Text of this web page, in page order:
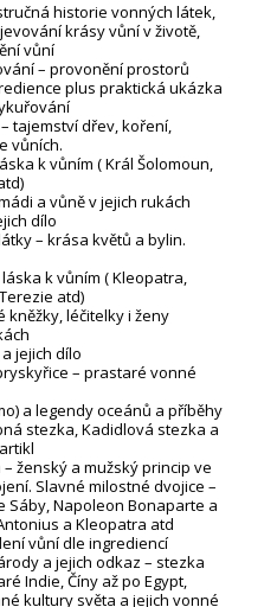
historie vonných látek,
krásy vůní v životě,
vůní
– provonění prostorů
plus praktická ukázka
tajemství dřev, koření,
vůních.
k vůním ( Král Šolomoun,
a vůně v jejich rukách
dílo
– krása květů a bylin.
k vůním ( Kleopatra,
atd)
kněžky, léčitelky i ženy
jejich dílo
– prastaré vonné
a legendy oceánů a příběhy
stezka, Kadidlová stezka a
ženský a mužský princip ve
Slavné milostné dvojice –
Sáby, Napoleon Bonaparte a
a Kleopatra atd
vůní dle ingrediencí
a jejich odkaz – stezka
Indie, Číny až po Egypt,
kultury světa a jejich vonné